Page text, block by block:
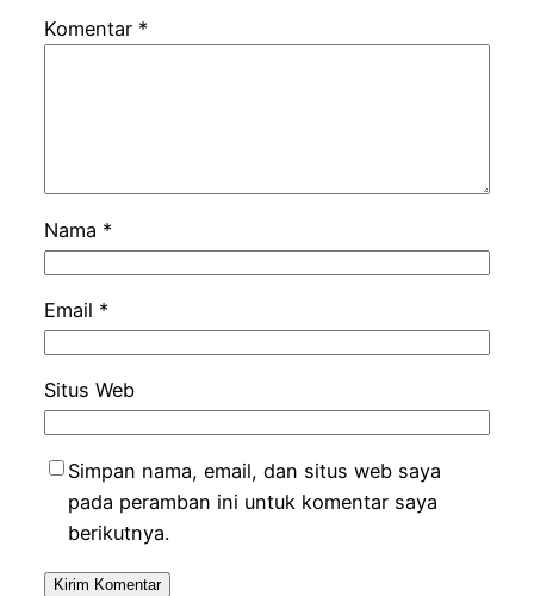
Komentar *
Nama *
Email *
Situs Web
Simpan nama, email, dan situs web saya
pada peramban ini untuk komentar saya
berikutnya.